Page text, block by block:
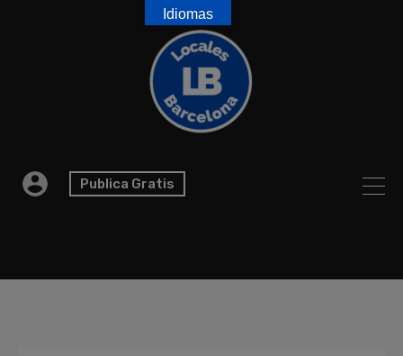
Publica Gratis
Idiomas